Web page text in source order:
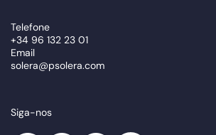
Telefone
+34 96 132 23 01
Email
solera@psolera.com
Siga-nos